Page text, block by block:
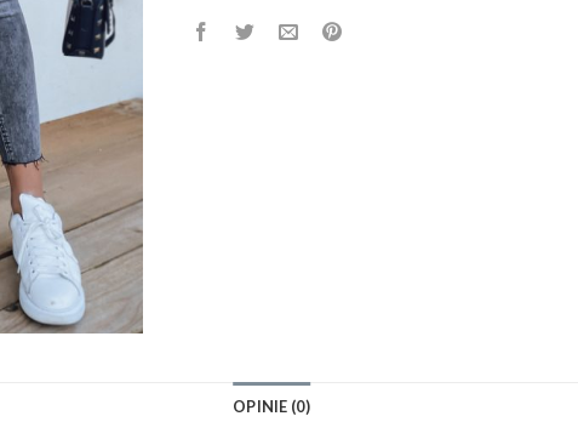
OPINIE (0)